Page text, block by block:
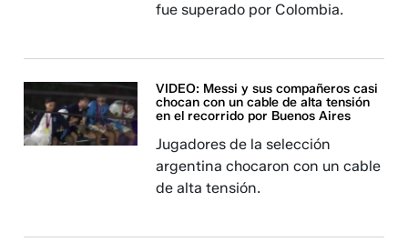
fue superado por Colombia.
VIDEO: Messi y sus compañeros casi
chocan con un cable de alta tensión
en el recorrido por Buenos Aires
Jugadores de la selección
argentina chocaron con un cable
de alta tensión.